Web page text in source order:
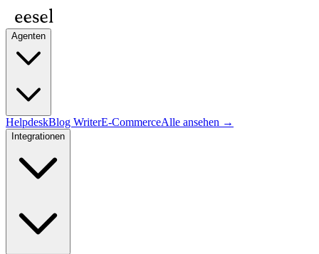
Agenten
HelpdeskBlog WriterE-CommerceAlle ansehen →
Integrationen